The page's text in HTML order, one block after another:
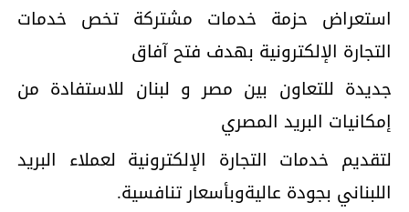
استعراض حزمة خدمات مشتركة تخص خدمات
التجارة الإلكترونية بهدف فتح آفاق
جديدة للتعاون بين مصر و لبنان للاستفادة من
إمكانيات البريد المصري
لتقديم خدمات التجارة الإلكترونية لعملاء البريد
اللبناني بجودة عاليةوبأسعار تنافسية.